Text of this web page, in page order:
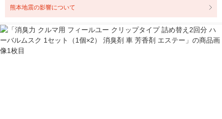
熊本地震の影響について